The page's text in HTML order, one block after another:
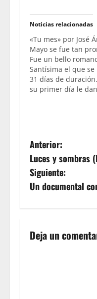
Noticias relacionadas
«Tu mes» por José
Mayo se fue tan
Fue un bello
Santísima el que
31 días de
su primer día le
N
a
v
g
Anterior:
Luces y sombras
Siguiente:
Un documental
Deja un